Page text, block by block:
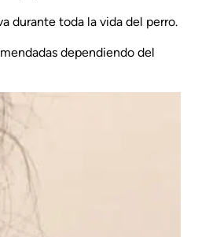
durante toda la vida del perro.
dependiendo del